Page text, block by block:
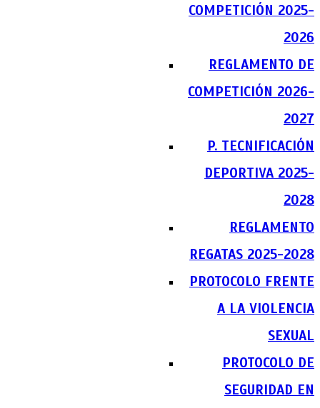
COMPETICIÓN 2025-
2026
REGLAMENTO DE
COMPETICIÓN 2026-
2027
P. TECNIFICACIÓN
DEPORTIVA 2025-
2028
REGLAMENTO
REGATAS 2025-2028
PROTOCOLO FRENTE
A LA VIOLENCIA
SEXUAL
PROTOCOLO DE
SEGURIDAD EN